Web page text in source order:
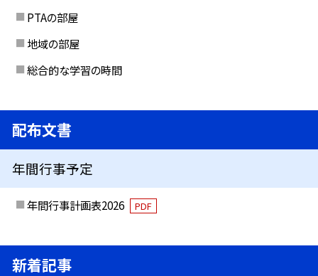
PTAの部屋
地域の部屋
総合的な学習の時間
配布文書
年間行事予定
年間行事計画表2026 PDF
新着記事